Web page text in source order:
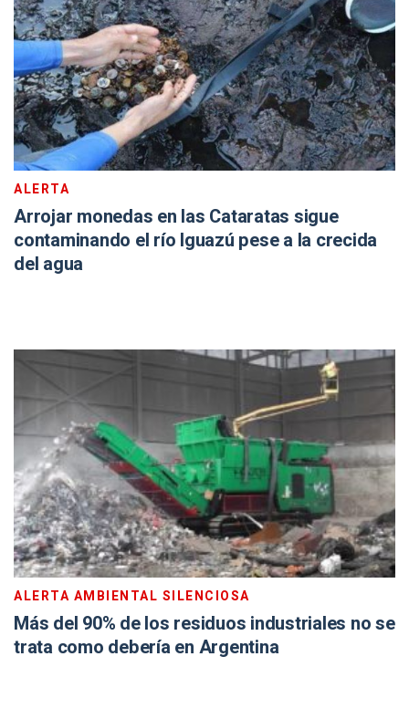
ALERTA
Arrojar monedas en las Cataratas sigue
contaminando el río Iguazú pese a la crecida
del agua
ALERTA AMBIENTAL SILENCIOSA
Más del 90% de los residuos industriales no se
trata como debería en Argentina